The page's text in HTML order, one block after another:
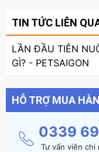
TIN TỨC LIÊN
LẦN ĐẦU TIÊN
GÌ? - PETSAIGON
HỖ TRỢ MUA
0339
Tư vấn viên chi